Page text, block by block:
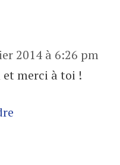
2014 à 6:26 pm
et merci à toi !